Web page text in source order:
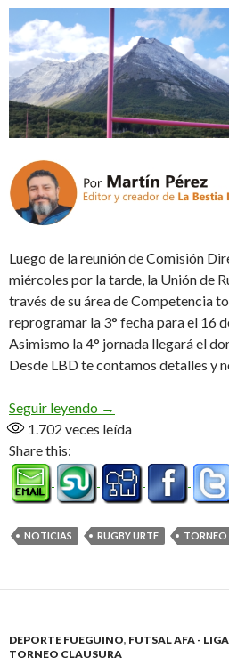
Luego de la reunión de Comisión
miércoles por la tarde, la Unión de
través de su área de Competencia
reprogramar la 3° fecha para el 16
Asimismo la 4° jornada llegará el
Desde LBD te contamos detalles y
Seguir leyendo Fecha suspendida
→
1.702 veces leída
Share this:
NOTICIAS RUGBY URTF TORNEO
DEPORTE FUEGUINO, FUTSAL AFA -
TORNEO CLAUSURA